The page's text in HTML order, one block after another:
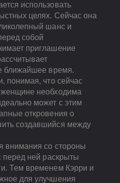
использовать
целях. Сейчас она
шанс и
собой
приглашение
ближайшее время.
понимая, что сейчас
необходима
может с этим
откровения о
создавшийся между
внимания со стороны
перед ней раскрыты
Тем временем Кэрри и
для улучшения